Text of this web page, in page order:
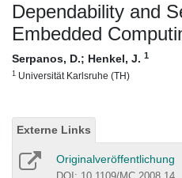
Dependability and
Embedded
Serpanos, D.; Henkel, J. 1
1 Universität Karlsruhe (TH)
Externe Links
Originalveröffentlichung